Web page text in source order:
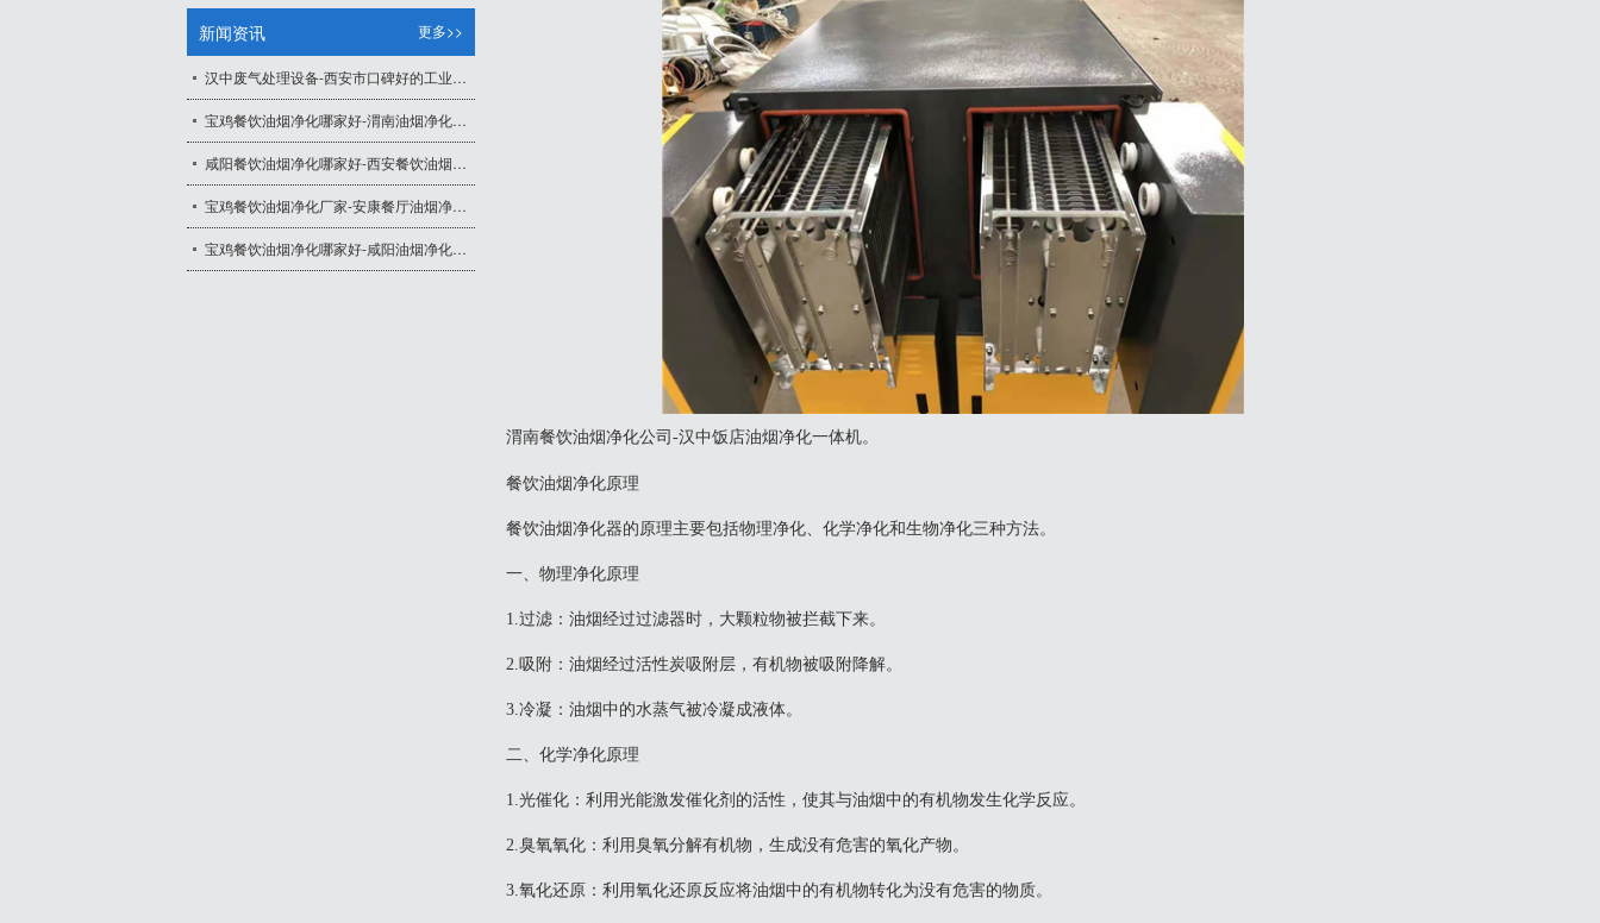
渭南餐饮油烟净化公司-汉中饭店油烟净化一体机。
餐饮油烟净化原理
‌餐饮油烟净化器的原理主要包括物理净化、化学净化和生物净化三种方法。‌
一、物理净化原理
‌1.过滤‌：油烟经过过滤器时，大颗粒物被拦截下来。
‌2.吸附‌：油烟经过活性炭吸附层，有机物被吸附降解。
‌3.冷凝‌：油烟中的水蒸气被冷凝成液体‌。
二、化学净化原理
‌1.光催化‌：利用光能激发催化剂的活性，使其与油烟中的有机物发生化学反应。
‌2.臭氧氧化‌：利用臭氧分解有机物，生成没有危害的氧化产物。
‌3.氧化还原‌：利用氧化还原反应将油烟中的有机物转化为没有危害的物质‌。
更多>>
新闻资讯
汉中废气处理设备-西安市口碑好的工业废气处理设备哪里买
宝鸡餐饮油烟净化哪家好-渭南油烟净化一体机厂家
咸阳餐饮油烟净化哪家好-西安餐饮油烟净化器多少钱
宝鸡餐饮油烟净化厂家-安康餐厅油烟净化价格
宝鸡餐饮油烟净化哪家好-咸阳油烟净化一体机报价